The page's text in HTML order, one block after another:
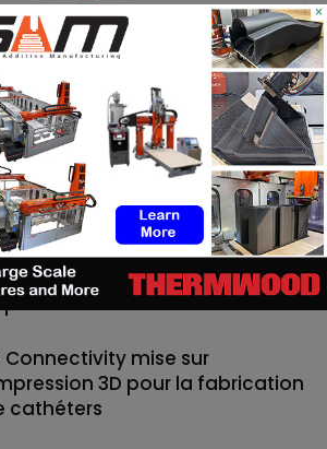
Kety S.
https://additive-talks.com/
MORE FROM AUTHOR
prépare un cadre normatif
les pièces céramiques
en 3D
Connectivity mise sur
3D pour la fabrication
cathéters
×